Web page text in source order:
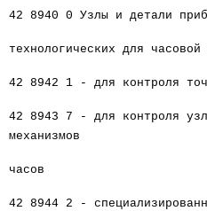
42 8940 0 Узлы и детали
технологических для часовой
42 8942 1 - для контроля
42 8943 7 - для контроля
механизмов
часов
42 8944 2 -